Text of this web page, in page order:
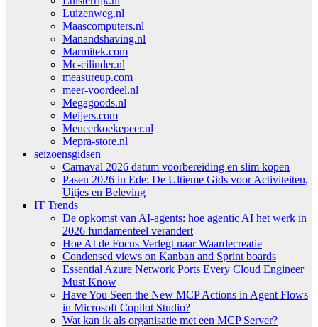
Luizenweg.nl
Maascomputers.nl
Manandshaving.nl
Marmitek.com
Mc-cilinder.nl
measureup.com
meer-voordeel.nl
Megagoods.nl
Meijers.com
Meneerkoekepeer.nl
Mepra-store.nl
seizoensgidsen
Carnaval 2026 datum voorbereiding en slim kopen
Pasen 2026 in Ede: De Ultieme Gids voor Activiteiten,
Uitjes en Beleving
IT Trends
De opkomst van AI-agents: hoe agentic AI het werk in
2026 fundamenteel verandert
Hoe AI de Focus Verlegt naar Waardecreatie
Condensed views on Kanban and Sprint boards
Essential Azure Network Ports Every Cloud Engineer
Must Know
Have You Seen the New MCP Actions in Agent Flows
in Microsoft Copilot Studio?
Wat kan ik als organisatie met een MCP Server?